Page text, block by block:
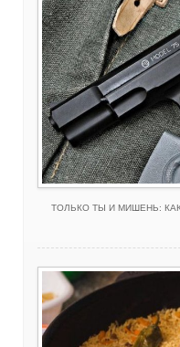
ТОЛЬКО ТЫ И МИШЕНЬ: